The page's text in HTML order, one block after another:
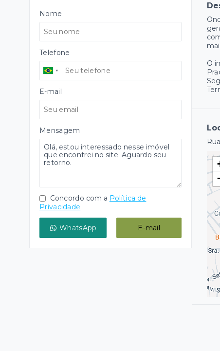
O
Nome
Telefone
E-mail
Mensagem
Concordo com a Política de
Privacidade
WhatsApp E-mail